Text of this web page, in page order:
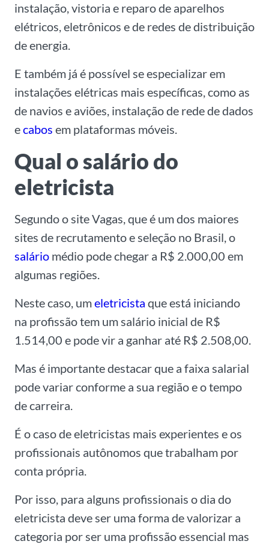
instalação, vistoria e reparo de aparelhos
elétricos, eletrônicos e de redes de distribuição
de energia.
E também já é possível se especializar em
instalações elétricas mais específicas, como as
de navios e aviões, instalação de rede de dados
ecabos em plataformas móveis.
Qual o salário do
eletricista
Segundo o site Vagas, que é um dos maiores
sites de recrutamento e seleção no Brasil, o
salário médio pode chegar a R$ 2.000,00 em
algumas regiões.
Neste caso, umeletricista que está iniciando
na profissão tem um salário inicial de R$
1.514,00 e pode vir a ganhar até R$ 2.508,00.
Mas é importante destacar que a faixa salarial
pode variar conforme a sua região e o tempo
de carreira.
É o caso de eletricistas mais experientes e os
profissionais autônomos que trabalham por
conta própria.
Por isso, para alguns profissionais o dia do
eletricista deve ser uma forma de valorizar a
categoria por ser uma profissão essencial mas